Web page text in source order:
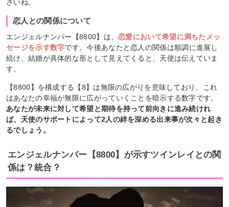
さいね。
恋人との関係について
エンジェルナンバー【8800】は、恋愛において希望に満ちたメッ
セージを示す数字です。今後あなたと恋人の関係は順調に進展し
続け、結婚が具体的な形として見えてくると、天使は伝えていま
す。
【8800】を構成する【8】は無限の広がりを意味しており、これ
はあなたの幸福が無限に広がっていくことを暗示する数字です。
あなたが未来に対して希望と期待を持って前向きに進み続けれ
ば、天使のサポートによって2人の絆を深める出来事が次々と起き
るでしょう。
エンジェルナンバー【8800】が示すツインレイとの関
係は？統合？